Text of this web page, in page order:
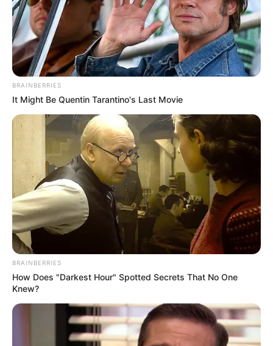
BRAINBERRIES
It Might Be Quentin Tarantino's Last Movie
BRAINBERRIES
How Does "Darkest Hour" Spotted Secrets That No One
Knew?